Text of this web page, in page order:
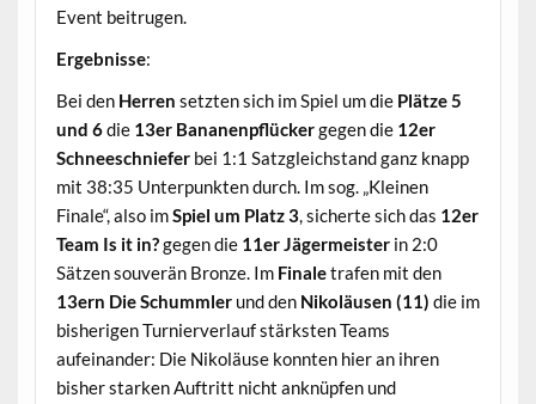
Event beitrugen.
Ergebnisse:
Bei den Herren setzten sich im Spiel um die Plätze 5
und 6die 13er Bananenpflückergegen die 12er
Schneeschnieferbei 1:1 Satzgleichstand ganz knapp
mit 38:35 Unterpunkten durch. Im sog. „Kleinen
Finale“, also imSpiel um Platz 3, sicherte sich das 12er
Team Is it in?gegen die 11er Jägermeisterin 2:0
Sätzen souverän Bronze. Im Finaletrafen mit den
13ern Die Schummlerund den Nikoläusen (11) die im
bisherigen Turnierverlauf stärksten Teams
aufeinander: Die Nikoläuse konnten hier an ihren
bisher starken Auftritt nicht anknüpfen und